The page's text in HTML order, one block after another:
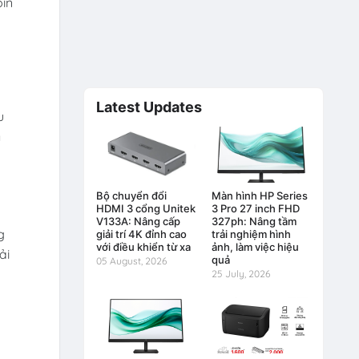
Latest Updates
Bộ chuyển đổi
HDMI 3 cổng Unitek
V133A: Nâng cấp
giải trí 4K đỉnh cao
với điều khiển từ xa
05 August, 2026
Màn hình HP Series
3 Pro 27 inch FHD
327ph: Nâng tầm
trải nghiệm hình
ảnh, làm việc hiệu
quả
25 July, 2026